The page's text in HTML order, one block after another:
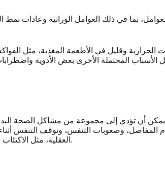
بما في ذلك العوامل الوراثية وعادات نمط
أن تؤدي إلى مجموعة من مشاكل الصحة
ومرض السكري من النوع 2، وآلام المفاصل، وصعوبات
العقلية، مثل الاكتئاب وتدني احترام الذات. علاوة على ذلك، ترتبط السمنة بزيادة خطر الوفاة لأي سبب.